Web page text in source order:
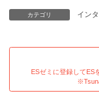
カテゴリ イン
ESゼミに登録してES